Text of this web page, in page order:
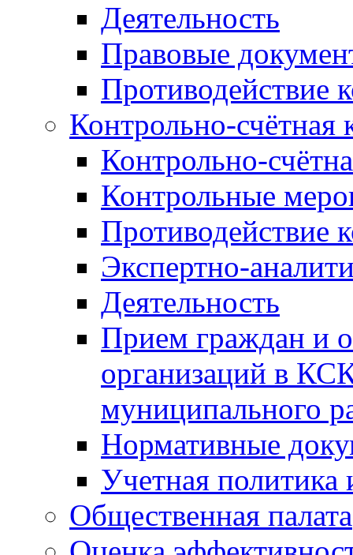
Деятельность
Правовые
Противодействие
Контрольно-счётная
Контрольно-
Контрольные
Противодействие
Экспертно-
Деятельность
Прием граждан и
организаций в
муниципального
Нормативные
Учетная политика
Общественная палата